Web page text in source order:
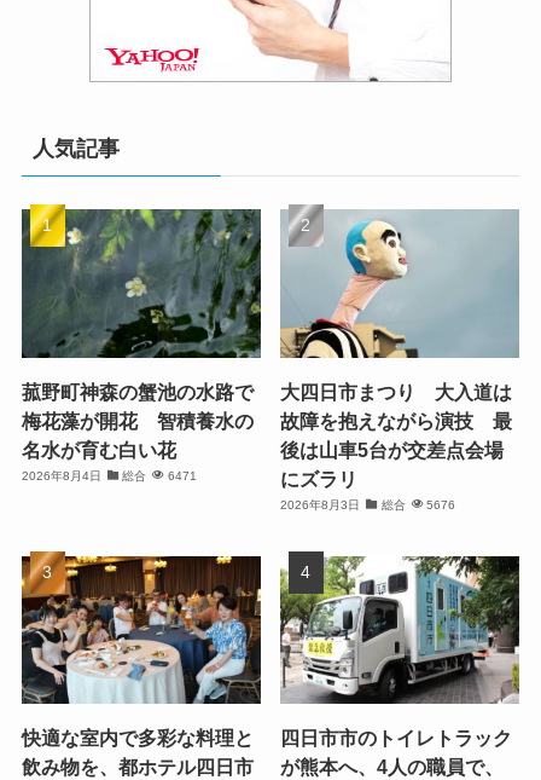
人気記事
菰野町神森の蟹池の水路で
梅花藻が開花 智積養水の
名水が育む白い花
2026年8月4日 総合 6471
大四日市まつり 大入道は
故障を抱えながら演技 最
後は山車5台が交差点会場
にズラリ
2026年8月3日 総合 5676
快適な室内で多彩な料理と
飲み物を、都ホテル四日市
四日市市のトイレトラック
が熊本へ、4人の職員で、